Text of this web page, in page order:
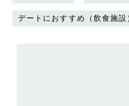
デートにおすすめ（飲食施設